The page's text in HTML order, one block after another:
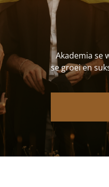
Akademia se
se groei en